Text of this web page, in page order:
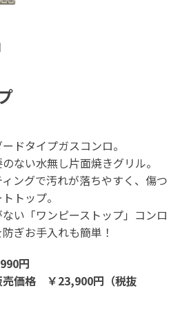
ドタイプガスコンロ。
ない水無し片面焼きグリル。
ングで汚れが落ちやすく、傷つ
トップ。
い「ワンピーストップ」コンロ
ぎお手入れも簡単！
円
価格 ￥23,900円（税抜